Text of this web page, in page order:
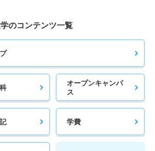
のコンテンツ一覧
オープンキャンパ
ス
学費